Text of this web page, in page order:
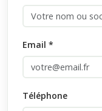
Email *
Téléphone